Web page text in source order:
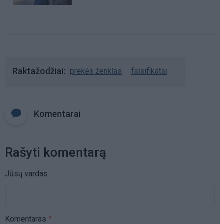
Raktažodžiai prekės ženklas falsifikatai
Komentarai
Rašyti komentarą
Jūsų vardas
Komentaras